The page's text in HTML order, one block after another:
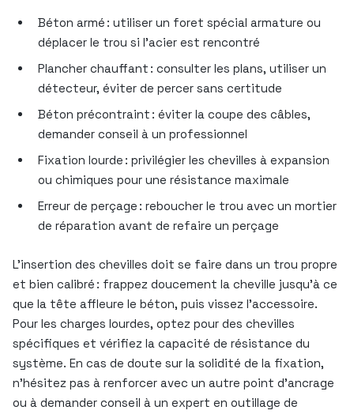
Béton armé : utiliser un foret spécial armature ou
déplacer le trou si l’acier est rencontré
Plancher chauffant : consulter les plans, utiliser un
détecteur, éviter de percer sans certitude
Béton précontraint : éviter la coupe des câbles,
demander conseil à un professionnel
Fixation lourde : privilégier les chevilles à expansion
ou chimiques pour une résistance maximale
Erreur de perçage : reboucher le trou avec un mortier
de réparation avant de refaire un perçage
L’insertion des chevilles doit se faire dans un trou propre
et bien calibré : frappez doucement la cheville jusqu’à ce
que la tête affleure le béton, puis vissez l’accessoire.
Pour les charges lourdes, optez pour des chevilles
spécifiques et vérifiez la capacité de résistance du
système. En cas de doute sur la solidité de la fixation,
n’hésitez pas à renforcer avec un autre point d’ancrage
ou à demander conseil à un expert en outillage de